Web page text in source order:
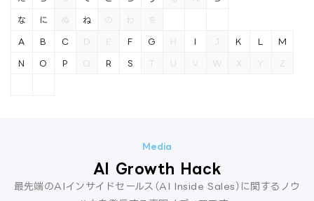
な に ぬ ね の わ を
A B C D E F G H I J K L M
N O P Q R S T U V W X Y Z
AI Growth Hack
最先端のAIインサイドセールス（AI Inside Sales）に関するノウ